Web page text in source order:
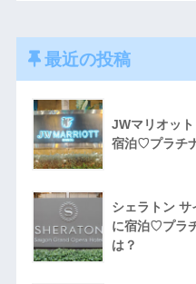
最近の投稿
JWマリオッ
宿泊♡プラチ
シェラトン
に宿泊♡プラ
は？